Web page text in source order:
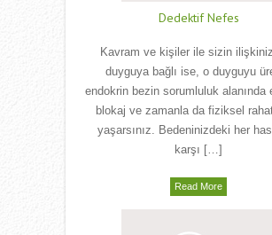
Dedektif Nefes
Kavram ve kişiler ile sizin
duyguya bağlı ise, o duyguyu
endokrin bezin sorumluluk alanında
blokaj ve zamanla da fiziksel
yaşarsınız. Bedeninizdeki her
karşı […]
Read More